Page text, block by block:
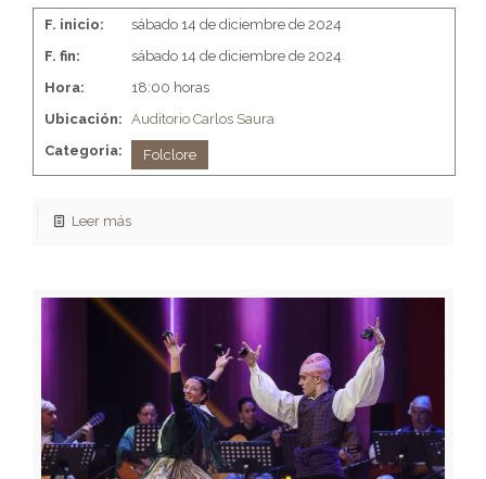
F. inicio:
sábado 14 de diciembre de 2024
F. fin:
sábado 14 de diciembre de 2024
Hora:
18:00 horas
Ubicación: Auditorio Carlos Saura
Categoria:
Folclore
Leer más